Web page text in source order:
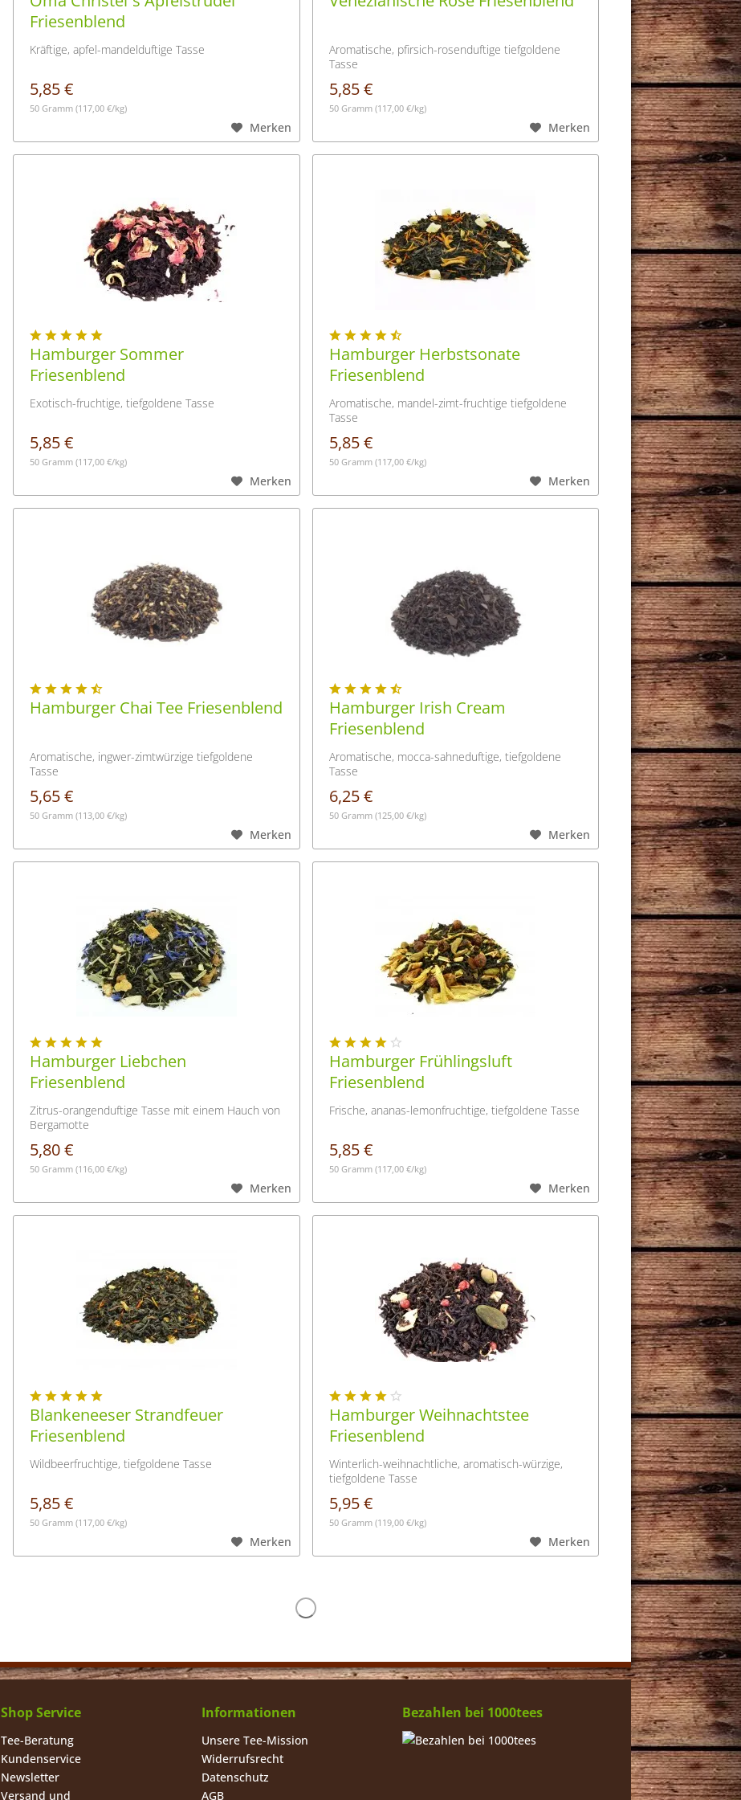
Friesenblend
Kräftige, apfel-mandelduftige Tasse
5,85 €
50 Gramm(117,00 €/kg)
Merken
Aromatische, pfirsich-rosenduftige tiefgoldene
Tasse
5,85 €
50 Gramm (117,00 €/kg)
Merken
Hamburger Sommer
Friesenblend
Exotisch-fruchtige, tiefgoldene Tasse
5,85 €
50 Gramm(117,00 €/kg)
Merken
Hamburger Herbstsonate
Friesenblend
Aromatische, mandel-zimt-fruchtige tiefgoldene
Tasse
5,85 €
50 Gramm (117,00 €/kg)
Merken
Hamburger Chai Tee Friesenblend
Aromatische, ingwer-zimtwürzige tiefgoldene
Tasse
5,65 €
50 Gramm(113,00 €/kg)
Merken
Hamburger Irish Cream
Friesenblend
Aromatische, mocca-sahneduftige, tiefgoldene
Tasse
6,25 €
50 Gramm (125,00 €/kg)
Merken
Hamburger Liebchen
Friesenblend
Zitrus-orangenduftige Tasse mit einem Hauch von
Bergamotte
5,80 €
50 Gramm(116,00 €/kg)
Merken
Hamburger Frühlingsluft
Friesenblend
Frische, ananas-lemonfruchtige, tiefgoldene Tasse
5,85 €
50 Gramm (117,00 €/kg)
Merken
Blankeneeser Strandfeuer
Friesenblend
Wildbeerfruchtige, tiefgoldene Tasse
5,85 €
50 Gramm(117,00 €/kg)
Merken
Hamburger Weihnachtstee
Friesenblend
Winterlich-weihnachtliche, aromatisch-würzige,
tiefgoldene Tasse
5,95 €
50 Gramm (119,00 €/kg)
Merken
Shop Service
Tee-Beratung
Kundenservice
Newsletter
Versand und
Informationen
Unsere Tee-Mission
Widerrufsrecht
Datenschutz
AGB
Bezahlen bei 1000tees